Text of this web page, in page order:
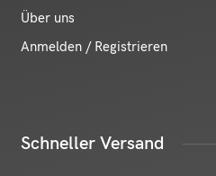
Über uns
Anmelden / Registrieren
Schneller Versand